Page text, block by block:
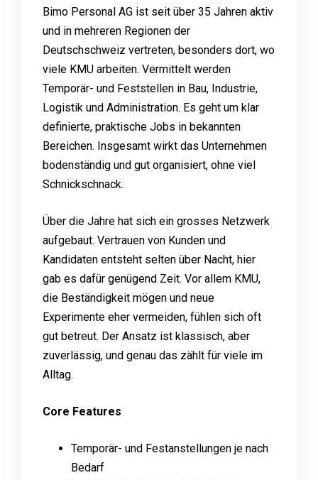
Bimo Personal AG ist seit über 35 Jahren aktiv
und in mehreren Regionen der
Deutschschweiz vertreten, besonders dort, wo
viele KMU arbeiten. Vermittelt werden
Temporär- und Feststellen in Bau, Industrie,
Logistik und Administration. Es geht um klar
definierte, praktische Jobs in bekannten
Bereichen. Insgesamt wirkt das Unternehmen
bodenständig und gut organisiert, ohne viel
Schnickschnack.
Über die Jahre hat sich ein grosses Netzwerk
aufgebaut. Vertrauen von Kunden und
Kandidaten entsteht selten über Nacht, hier
gab es dafür genügend Zeit. Vor allem KMU,
die Beständigkeit mögen und neue
Experimente eher vermeiden, fühlen sich oft
gut betreut. Der Ansatz ist klassisch, aber
zuverlässig, und genau das zählt für viele im
Alltag.
Core Features
Temporär- und Festanstellungen je nach
Bedarf